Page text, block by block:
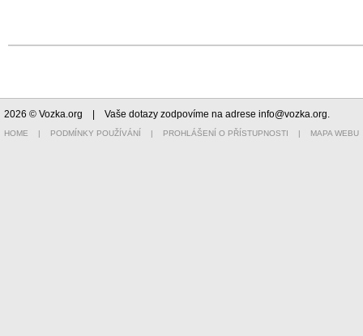
2026 © Vozka.org | Vaše dotazy zodpovíme na adrese info@vozka.org.
HOME | PODMÍNKY POUŽÍVÁNÍ | PROHLÁŠENÍ O PŘÍSTUPNOSTI | MAPA WEBU